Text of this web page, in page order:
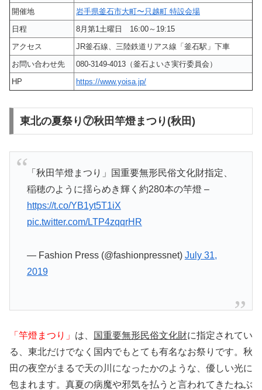
開催地
岩手県釜石市大町〜只越町 特設会場
日程
8月第1土曜日 16:00～19:15
アクセス
JR釜石線、三陸鉄道リアス線「釜石駅」下車
お問い合わせ先
080-3149-4013（釜石よいさ実行委員会）
HP
https://www.yoisa.jp/
東北の夏祭り⑦秋田竿燈まつり(秋田)
「秋田竿燈まつり」国重要無形民俗文化財指定、
稲穂のように揺らめき輝く約280本の竿燈 –
https://t.co/YB1yt5T1iX
pic.twitter.com/LTP4zqqrHR
— Fashion Press (@fashionpressnet) July 31,
2019
「竿燈まつり」 は、 国重要無形民俗文化財に指定されてい
る、東北だけでなく国内でもとても有名なお祭りです。秋
田の夜空がまるで天の川になったかのような、優しい光に
包まれます。真夏の病魔や邪気を払うと言われてきたねぶ